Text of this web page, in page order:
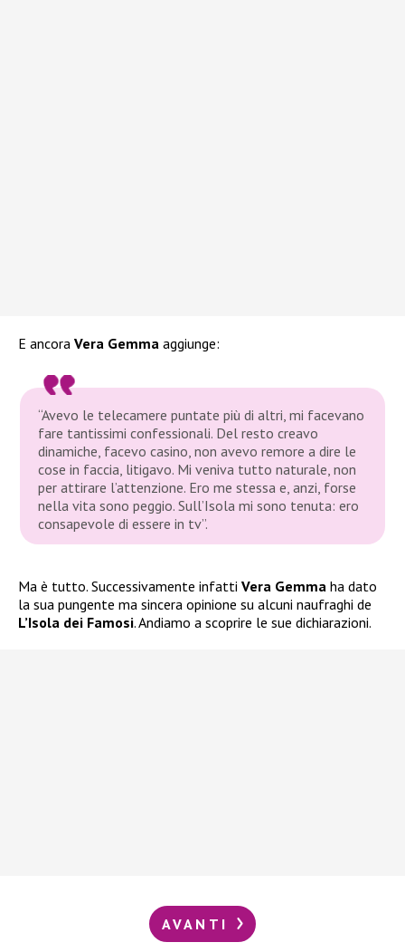
E ancora Vera Gemma aggiunge:
“Avevo le telecamere puntate più di altri, mi facevano
fare tantissimi confessionali. Del resto creavo
dinamiche, facevo casino, non avevo remore a dire le
cose in faccia, litigavo. Mi veniva tutto naturale, non
per attirare l’attenzione. Ero me stessa e, anzi, forse
nella vita sono peggio. Sull’Isola mi sono tenuta: ero
consapevole di essere in tv”.
Ma è tutto. Successivamente infatti Vera Gemma ha dato
la sua pungente ma sincera opinione su alcuni naufraghi de
L’Isola dei Famosi. Andiamo a scoprire le sue dichiarazioni.
AVANTI